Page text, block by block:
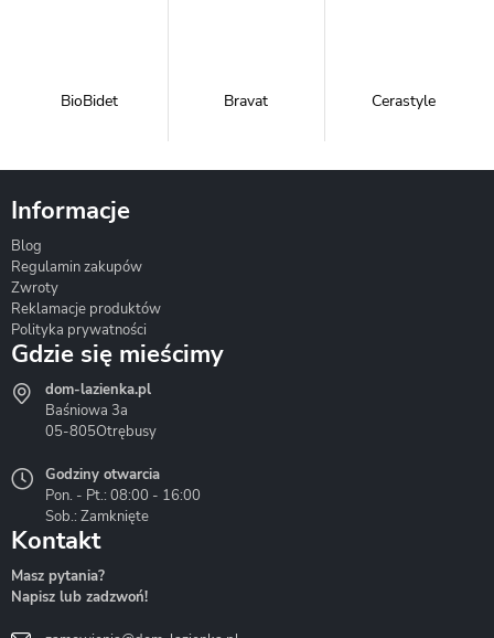
BioBidet Bravat Cerastyle
Hydrostop
Liveno
Informacje
Blog
Regulamin zakupów
Zwroty
Reklamacje produktów
Polityka prywatności
Gdzie się mieścimy
dom-lazienka.pl
Baśniowa 3a
05-805Otrębusy
Godziny otwarcia
Pon. - Pt.: 08:00 - 16:00
Sob.: Zamknięte
Kontakt
Masz pytania?
Napisz lub zadzwoń!